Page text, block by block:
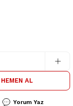
HEMEN AL
Yorum Yaz